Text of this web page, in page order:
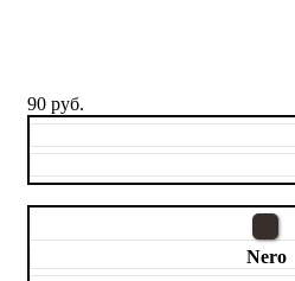
90 руб.
Nero